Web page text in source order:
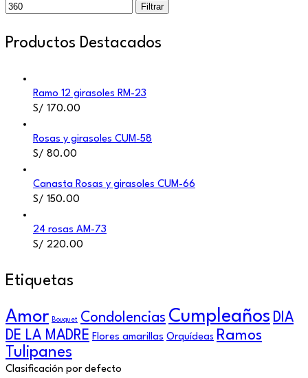
Filtrar
Productos Destacados
Ramo 12 girasoles RM-23
S/ 170.00
Rosas y girasoles CUM-58
S/ 80.00
Canasta Rosas y girasoles CUM-66
S/ 150.00
24 rosas AM-73
S/ 220.00
Etiquetas
Amor Bouquet Condolencias Cumpleaños DIA
DE LA MADRE Flores amarillas Orquídeas Ramos
Tulipanes
Clasificación por defecto